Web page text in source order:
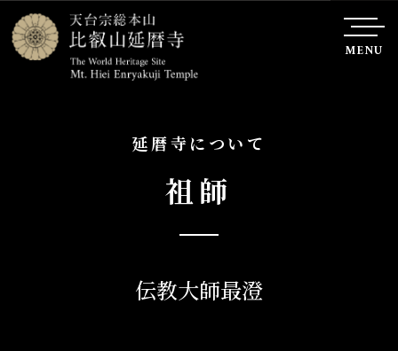
MENU
延暦寺について
祖師
伝教大師最澄